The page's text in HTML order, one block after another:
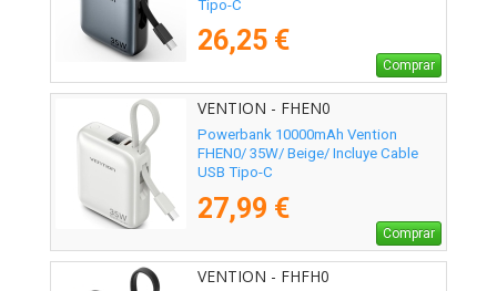
Tipo-C
26,25 €
Comprar
VENTION - FHEN0
Powerbank 10000mAh Vention
FHEN0/ 35W/ Beige/ Incluye Cable
USB Tipo-C
27,99 €
Comprar
VENTION - FHFH0